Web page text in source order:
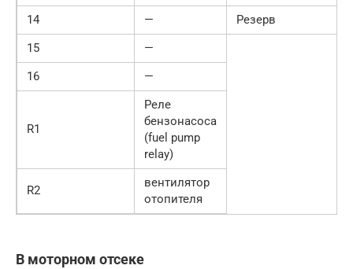
14
—
Резерв
15
—
16
—
R1
Реле
бензонасоса
(fuel pump
relay)
R2
вентилятор
отопителя
В моторном отсеке